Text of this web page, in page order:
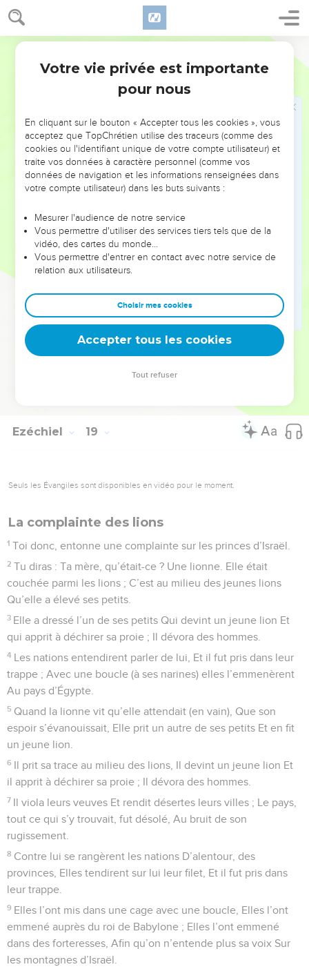
Ezéchiel 18
a commise.
27 Si un méchant se détourne de la méchanceté qu’il a
commise, pour pratiquer le droit et la justice, il fera vivre son
S’il ouvre les yeux et se détourne de tous les crimes qu’il
La maison d’Israël dit : La voie du Seigneur n’est pas
normale. Seraient-ce mes voies qui ne sont pas normales,
maison d’Israël ? Ne seraient-ce pas plutôt vos voies qui ne
sont pas normales ?
maison d’Israël, – oracle du Seigneur, l’Éternel. Revenez et
détournez-vous de tous vos crimes, afin que votre faute ne
soit pas une pierre d’achoppement.
Rejetez loin de vous tous les crimes qui vous ont rendus
nouveau. Pourquoi devriez-vous mourir, maison d’Israël ?
Car je ne désire pas la mort de celui qui meurt, – oracle du
Seigneur, l’Éternel. Convertissez-vous donc et vivez.
© Société biblique française – Bibli’O, 1978, avec autorisation. Pour vous procurer
Ezéchiel 19
Seuls les Évangiles sont disponibles en vidéo pour le moment.
La complainte des lions
1 Toi donc, entonne une complainte sur les princes d’Israël.
2 Tu diras : Ta mère, qu’était-ce ? Une lionne. Elle était
couchée parmi les lions ; C’est au milieu des jeunes lions
Qu’elle a élevé ses petits.
3 Elle a dressé l’un de ses petits Qui devint un jeune lion Et
qui apprit à déchirer sa proie ; Il dévora des hommes.
4 Les nations entendirent parler de lui, Et il fut pris dans leur
trappe ; Avec une boucle (à ses narines) elles l’emmenèrent
Au pays d’Égypte.
5 Quand la lionne vit qu’elle attendait (en vain), Que son
espoir s’évanouissait, Elle prit un autre de ses petits Et en fit
un jeune lion.
6 Il prit sa trace au milieu des lions, Il devint un jeune lion Et
il apprit à déchirer sa proie ; Il dévora des hommes.
7 Il viola leurs veuves Et rendit désertes leurs villes ; Le pays,
tout ce qui s’y trouvait, fut désolé, Au bruit de son
rugissement.
8 Contre lui se rangèrent les nations D’alentour, des
provinces, Elles tendirent sur lui leur filet, Et il fut pris dans
leur trappe.
9 Elles l’ont mis dans une cage avec une boucle, Elles l’ont
emmené auprès du roi de Babylone ; Elles l’ont emmené
dans des forteresses, Afin qu’on n’entende plus sa voix Sur
les montagnes d’Israël.
Votre vie privée est importante
pour nous
En cliquant sur le bouton « Accepter tous les cookies », vous
acceptez que TopChrétien utilise des traceurs (comme des
cookies ou l'identifiant unique de votre compte utilisateur) et
traite vos données à caractère personnel (comme vos
données de navigation et les informations renseignées dans
votre compte utilisateur) dans les buts suivants :
Mesurer l'audience de notre service
Vous permettre d'utiliser des services tiers tels que de la
vidéo, des cartes du monde…
Vous permettre d'entrer en contact avec notre service de
relation aux utilisateurs.
Choisir mes cookies
Accepter tous les cookies
Tout refuser